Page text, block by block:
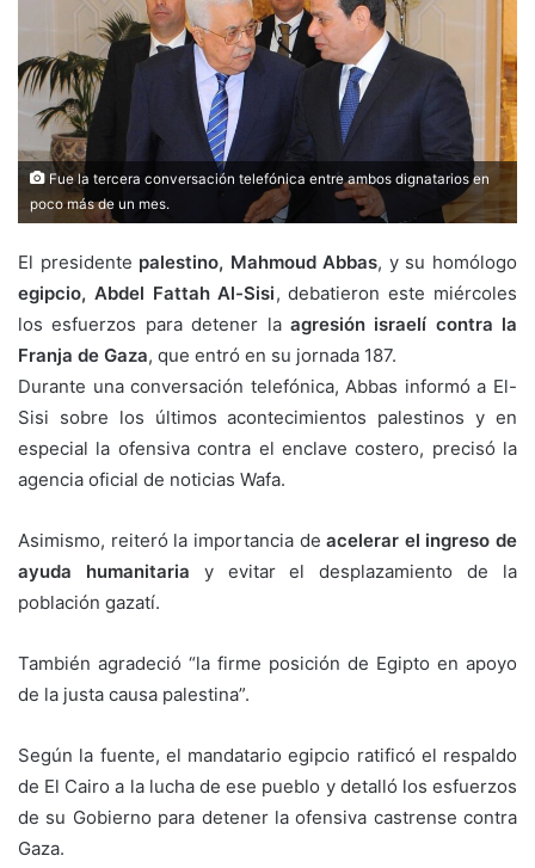
Fue la tercera conversación telefónica entre ambos dignatarios en
poco más de un mes.
El presidente palestino, Mahmoud Abbas, y su homólogo
egipcio, Abdel Fattah Al-Sisi, debatieron este miércoles
los esfuerzos para detener la agresión israelí contra la
Franja de Gaza, que entró en su jornada 187.
Durante una conversación telefónica, Abbas informó a El-
Sisi sobre los últimos acontecimientos palestinos y en
especial la ofensiva contra el enclave costero, precisó la
agencia oficial de noticias Wafa.
Asimismo, reiteró la importancia deacelerar el ingreso de
ayuda humanitaria y evitar el desplazamiento de la
población gazatí.
También agradeció “la firme posición de Egipto en apoyo
de la justa causa palestina”.
Según la fuente, el mandatario egipcio ratificó el respaldo
de El Cairo a la lucha de ese pueblo y detalló los esfuerzos
de su Gobierno para detener la ofensiva castrense contra
Gaza.